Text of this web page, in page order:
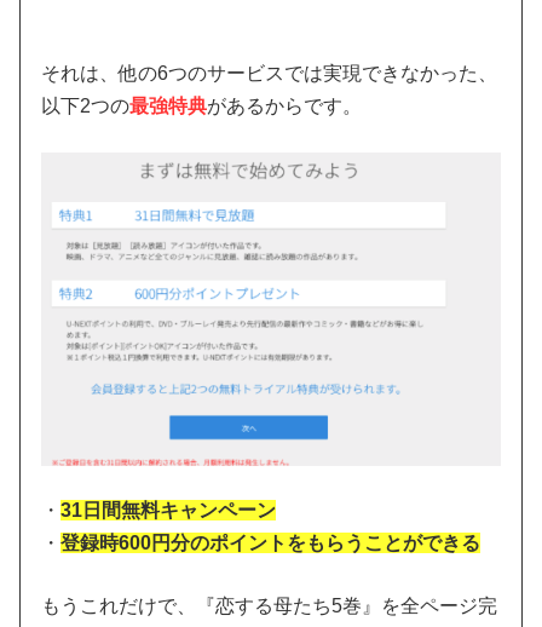
それは、他の6つのサービスでは実現できなかった、
以下2つの最強特典があるからです。
・31日間無料キャンペーン
・登録時600円分のポイントをもらうことができる
もうこれだけで、『恋する母たち5巻』を全ページ完